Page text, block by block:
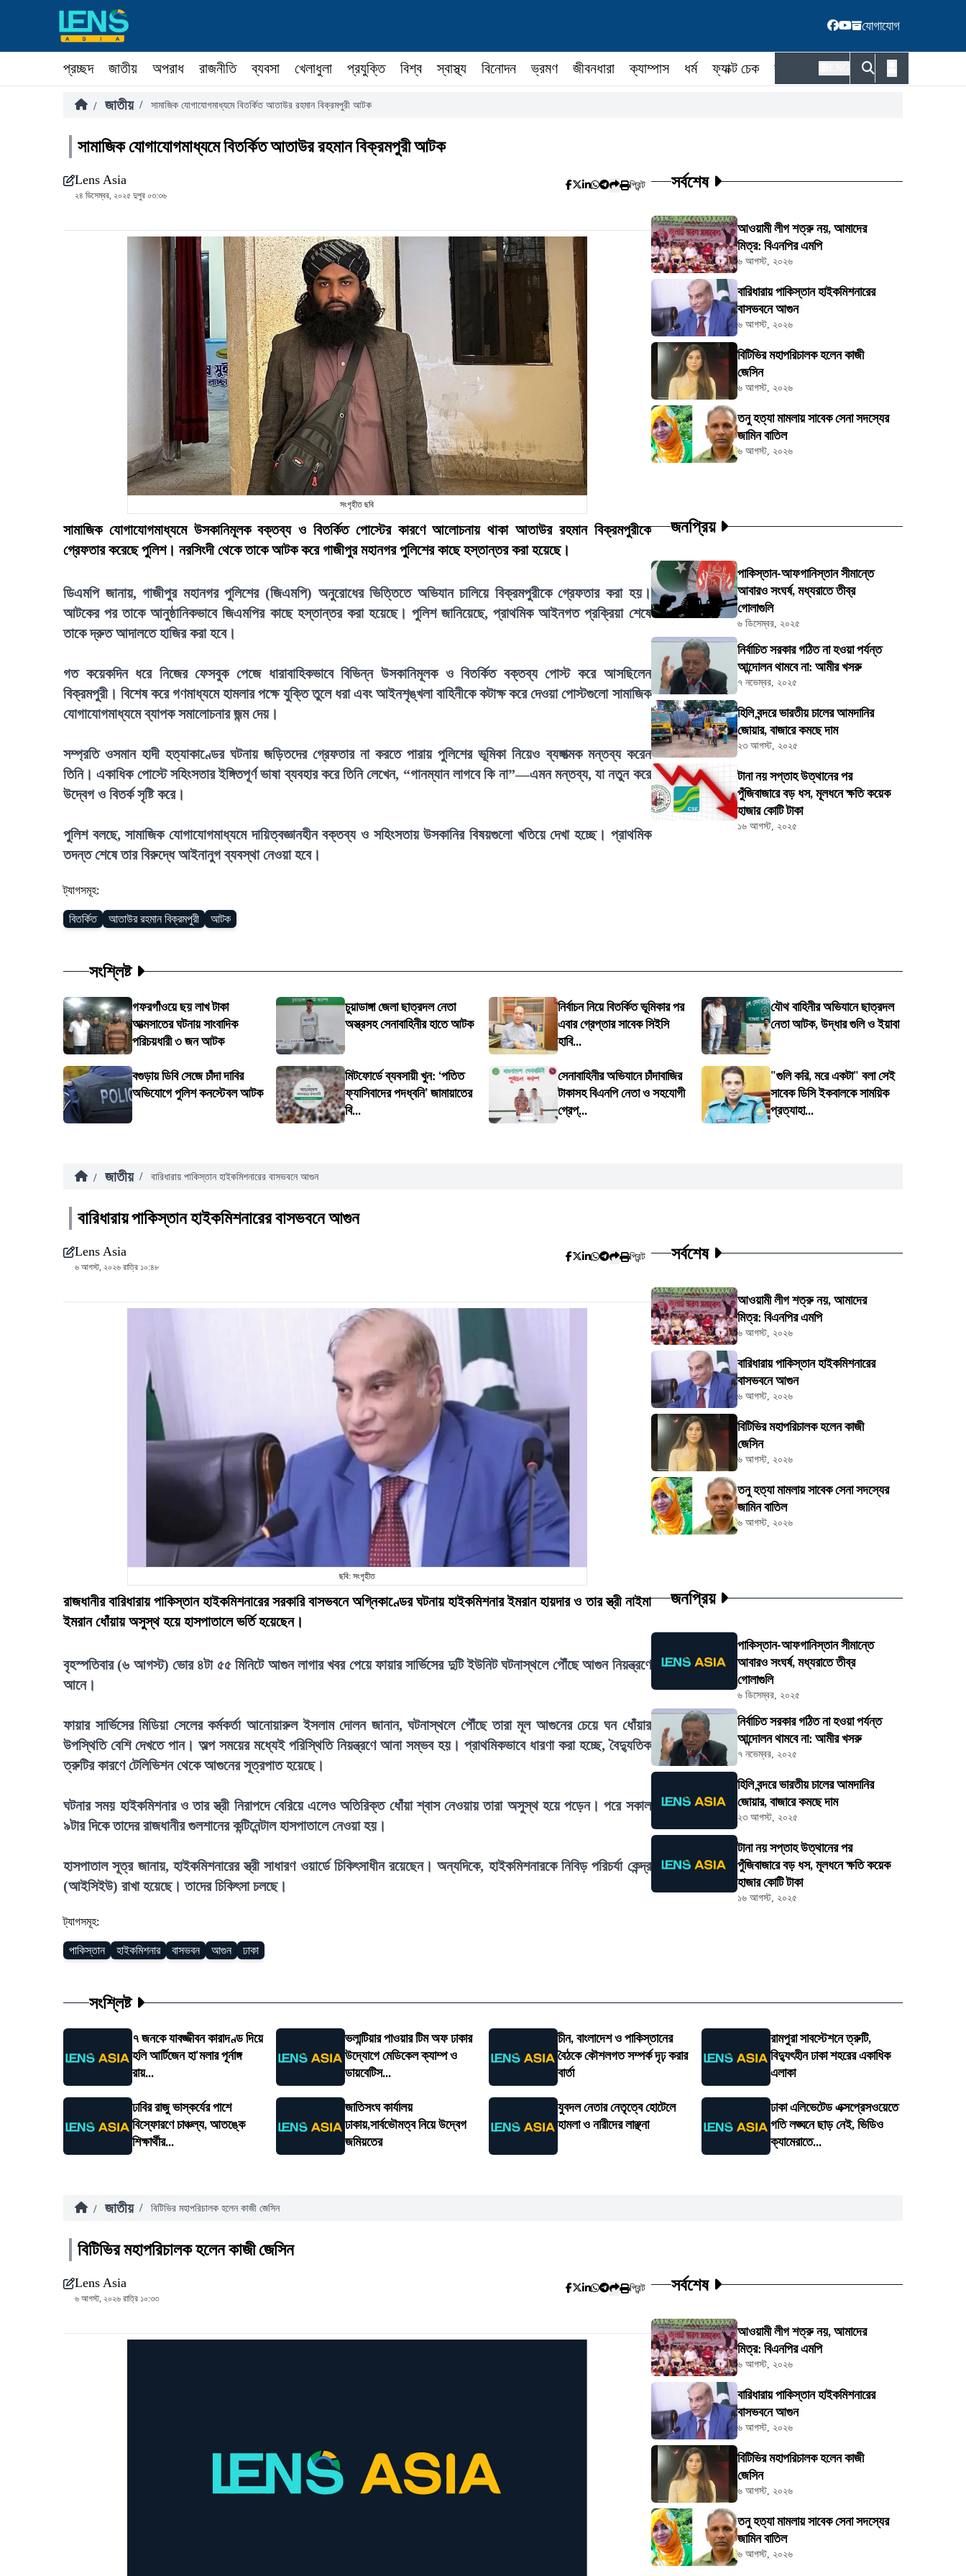
যোগাযোগ
প্রচ্ছদ জাতীয় অপরাধ রাজনীতি ব্যবসা খেলাধুলা প্রযুক্তি বিশ্ব স্বাস্থ্য বিনোদন ভ্রমণ জীবনধারা ক্যাম্পাস ধর্ম ফ্যাক্ট চেক কর্মকর্তা
/ জাতীয় / সামাজিক যোগাযোগমাধ্যমে বিতর্কিত আতাউর রহমান বিক্রমপুরী আটক
সামাজিক যোগাযোগমাধ্যমে বিতর্কিত আতাউর রহমান বিক্রমপুরী আটক
Lens Asia
২৪ ডিসেম্বর, ২০২৫ দুপুর ০৩:৩৬
প্রিন্ট
সংগৃহীত ছবি
সামাজিক যোগাযোগমাধ্যমে উসকানিমূলক বক্তব্য ও বিতর্কিত পোস্টের কারণে আলোচনায় থাকা আতাউর রহমান বিক্রমপুরীকে
গ্রেফতার করেছে পুলিশ। নরসিংদী থেকে তাকে আটক করে গাজীপুর মহানগর পুলিশের কাছে হস্তান্তর করা হয়েছে।
ডিএমপি জানায়, গাজীপুর মহানগর পুলিশের (জিএমপি) অনুরোধের ভিত্তিতে অভিযান চালিয়ে বিক্রমপুরীকে গ্রেফতার করা হয়।
আটকের পর তাকে আনুষ্ঠানিকভাবে জিএমপির কাছে হস্তান্তর করা হয়েছে। পুলিশ জানিয়েছে, প্রাথমিক আইনগত প্রক্রিয়া শেষে
তাকে দ্রুত আদালতে হাজির করা হবে।
গত কয়েকদিন ধরে নিজের ফেসবুক পেজে ধারাবাহিকভাবে বিভিন্ন উসকানিমূলক ও বিতর্কিত বক্তব্য পোস্ট করে আসছিলেন
বিক্রমপুরী। বিশেষ করে গণমাধ্যমে হামলার পক্ষে যুক্তি তুলে ধরা এবং আইনশৃঙ্খলা বাহিনীকে কটাক্ষ করে দেওয়া পোস্টগুলো সামাজিক
যোগাযোগমাধ্যমে ব্যাপক সমালোচনার জন্ম দেয়।
সম্প্রতি ওসমান হাদী হত্যাকাণ্ডের ঘটনায় জড়িতদের গ্রেফতার না করতে পারায় পুলিশের ভূমিকা নিয়েও ব্যঙ্গাত্মক মন্তব্য করেন
তিনি। একাধিক পোস্টে সহিংসতার ইঙ্গিতপূর্ণ ভাষা ব্যবহার করে তিনি লেখেন, “গানম্যান লাগবে কি না”—এমন মন্তব্য, যা নতুন করে
উদ্বেগ ও বিতর্ক সৃষ্টি করে।
পুলিশ বলছে, সামাজিক যোগাযোগমাধ্যমে দায়িত্বজ্ঞানহীন বক্তব্য ও সহিংসতায় উসকানির বিষয়গুলো খতিয়ে দেখা হচ্ছে। প্রাথমিক
তদন্ত শেষে তার বিরুদ্ধে আইনানুগ ব্যবস্থা নেওয়া হবে।
ট্যাগসমূহ:
বিতর্কিত আতাউর রহমান বিক্রমপুরী আটক
সর্বশেষ
আওয়ামী লীগ শত্রু নয়, আমাদের
মিত্র: বিএনপির এমপি
৬ আগস্ট, ২০২৬
বারিধারায় পাকিস্তান হাইকমিশনারের
বাসভবনে আগুন
৬ আগস্ট, ২০২৬
বিটিভির মহাপরিচালক হলেন কাজী
জেসিন
৬ আগস্ট, ২০২৬
তনু হত্যা মামলায় সাবেক সেনা সদস্যের
জামিন বাতিল
৬ আগস্ট, ২০২৬
জনপ্রিয়
পাকিস্তান-আফগানিস্তান সীমান্তে
আবারও সংঘর্ষ, মধ্যরাতে তীব্র
গোলাগুলি
৬ ডিসেম্বর, ২০২৫
নির্বাচিত সরকার গঠিত না হওয়া পর্যন্ত
আন্দোলন থামবে না: আমীর খসরু
৭ নভেম্বর, ২০২৫
হিলি বন্দরে ভারতীয় চালের আমদানির
জোয়ার, বাজারে কমছে দাম
২৩ আগস্ট, ২০২৫
টানা নয় সপ্তাহ উত্থানের পর
পুঁজিবাজারে বড় ধস, মূলধনে ক্ষতি কয়েক
হাজার কোটি টাকা
১৬ আগস্ট, ২০২৫
সংশ্লিষ্ট
গফরগাঁওয়ে ছয় লাখ টাকা
আত্মসাতের ঘটনায় সাংবাদিক
পরিচয়ধারী ৩ জন আটক
চুয়াডাঙ্গা জেলা ছাত্রদল নেতা
অস্ত্রসহ সেনাবাহিনীর হাতে আটক
নির্বাচন নিয়ে বিতর্কিত ভূমিকার পর
এবার গ্রেপ্তার সাবেক সিইসি
হাবি...
যৌথ বাহিনীর অভিযানে ছাত্রদল
নেতা আটক, উদ্ধার গুলি ও ইয়াবা
বগুড়ায় ডিবি সেজে চাঁদা দাবির
অভিযোগে পুলিশ কনস্টেবল আটক
মিটফোর্ডে ব্যবসায়ী খুন: ‘পতিত
ফ্যাসিবাদের পদধ্বনি’ জামায়াতের
বি...
সেনাবাহিনীর অভিযানে চাঁদাবাজির
টাকাসহ বিএনপি নেতা ও সহযোগী
গ্রেপ্...
"গুলি করি, মরে একটা" বলা সেই
সাবেক ডিসি ইকবালকে সাময়িক
প্রত্যাহা...
/ জাতীয় / বারিধারায় পাকিস্তান হাইকমিশনারের বাসভবনে আগুন
বারিধারায় পাকিস্তান হাইকমিশনারের বাসভবনে আগুন
Lens Asia
৬ আগস্ট, ২০২৬ রাত্রি ১০:৪৮
প্রিন্ট
ছবি: সংগৃহীত
রাজধানীর বারিধারায় পাকিস্তান হাইকমিশনারের সরকারি বাসভবনে অগ্নিকাণ্ডের ঘটনায় হাইকমিশনার ইমরান হায়দার ও তার স্ত্রী নাইমা
ইমরান ধোঁয়ায় অসুস্থ হয়ে হাসপাতালে ভর্তি হয়েছেন।
বৃহস্পতিবার (৬ আগস্ট) ভোর ৪টা ৫৫ মিনিটে আগুন লাগার খবর পেয়ে ফায়ার সার্ভিসের দুটি ইউনিট ঘটনাস্থলে পৌঁছে আগুন নিয়ন্ত্রণে
আনে।
ফায়ার সার্ভিসের মিডিয়া সেলের কর্মকর্তা আনোয়ারুল ইসলাম দোলন জানান, ঘটনাস্থলে পৌঁছে তারা মূল আগুনের চেয়ে ঘন ধোঁয়ার
উপস্থিতি বেশি দেখতে পান। অল্প সময়ের মধ্যেই পরিস্থিতি নিয়ন্ত্রণে আনা সম্ভব হয়। প্রাথমিকভাবে ধারণা করা হচ্ছে, বৈদ্যুতিক
ত্রুটির কারণে টেলিভিশন থেকে আগুনের সূত্রপাত হয়েছে।
ঘটনার সময় হাইকমিশনার ও তার স্ত্রী নিরাপদে বেরিয়ে এলেও অতিরিক্ত ধোঁয়া শ্বাস নেওয়ায় তারা অসুস্থ হয়ে পড়েন। পরে সকাল
৯টার দিকে তাদের রাজধানীর গুলশানের কন্টিনেন্টাল হাসপাতালে নেওয়া হয়।
হাসপাতাল সূত্র জানায়, হাইকমিশনারের স্ত্রী সাধারণ ওয়ার্ডে চিকিৎসাধীন রয়েছেন। অন্যদিকে, হাইকমিশনারকে নিবিড় পরিচর্যা কেন্দ্র
(আইসিইউ) রাখা হয়েছে। তাদের চিকিৎসা চলছে।
ট্যাগসমূহ:
পাকিস্তান হাইকমিশনার বাসভবন আগুন ঢাকা
সর্বশেষ
আওয়ামী লীগ শত্রু নয়, আমাদের
মিত্র: বিএনপির এমপি
৬ আগস্ট, ২০২৬
বারিধারায় পাকিস্তান হাইকমিশনারের
বাসভবনে আগুন
৬ আগস্ট, ২০২৬
বিটিভির মহাপরিচালক হলেন কাজী
জেসিন
৬ আগস্ট, ২০২৬
তনু হত্যা মামলায় সাবেক সেনা সদস্যের
জামিন বাতিল
৬ আগস্ট, ২০২৬
জনপ্রিয়
পাকিস্তান-আফগানিস্তান সীমান্তে
আবারও সংঘর্ষ, মধ্যরাতে তীব্র
গোলাগুলি
৬ ডিসেম্বর, ২০২৫
নির্বাচিত সরকার গঠিত না হওয়া পর্যন্ত
আন্দোলন থামবে না: আমীর খসরু
৭ নভেম্বর, ২০২৫
হিলি বন্দরে ভারতীয় চালের আমদানির
জোয়ার, বাজারে কমছে দাম
২৩ আগস্ট, ২০২৫
টানা নয় সপ্তাহ উত্থানের পর
পুঁজিবাজারে বড় ধস, মূলধনে ক্ষতি কয়েক
হাজার কোটি টাকা
১৬ আগস্ট, ২০২৫
সংশ্লিষ্ট
৭ জনকে যাবজ্জীবন কারাদণ্ড দিয়ে
হলি আর্টিজেন হা'মলার পূর্নাঙ্গ
রায়...
ভলান্টিয়ার পাওয়ার টিম অফ ঢাকার
উদ্যোগে মেডিকেল ক্যাম্প ও
ডায়বেটিস...
চীন, বাংলাদেশ ও পাকিস্তানের
বৈঠকে কৌশলগত সম্পর্ক দৃঢ় করার
বার্তা
রামপুরা সাবস্টেশনে ত্রুটি,
বিদ্যুৎহীন ঢাকা শহরের একাধিক
এলাকা
ঢাবির রাজু ভাস্কর্যের পাশে
বিস্ফোরণে চাঞ্চল্য, আতঙ্কে
শিক্ষার্থীর...
জাতিসংঘ কার্যালয়
ঢাকায়,সার্বভৌমত্ব নিয়ে উদ্বেগ
জমিয়তের
যুবদল নেতার নেতৃত্বে হোটেলে
হামলা ও নারীদের লাঞ্ছনা
ঢাকা এলিভেটেড এক্সপ্রেসওয়েতে
গতি লঙ্ঘনে ছাড় নেই, ভিডিও
ক্যামেরাতে...
/ জাতীয় / বিটিভির মহাপরিচালক হলেন কাজী জেসিন
বিটিভির মহাপরিচালক হলেন কাজী জেসিন
Lens Asia
৬ আগস্ট, ২০২৬ রাত্রি ১০:৩৩
প্রিন্ট সর্বশেষ
আওয়ামী লীগ শত্রু নয়, আমাদের
মিত্র: বিএনপির এমপি
৬ আগস্ট, ২০২৬
বারিধারায় পাকিস্তান হাইকমিশনারের
বাসভবনে আগুন
৬ আগস্ট, ২০২৬
বিটিভির মহাপরিচালক হলেন কাজী
জেসিন
৬ আগস্ট, ২০২৬
তনু হত্যা মামলায় সাবেক সেনা সদস্যের
জামিন বাতিল
৬ আগস্ট, ২০২৬